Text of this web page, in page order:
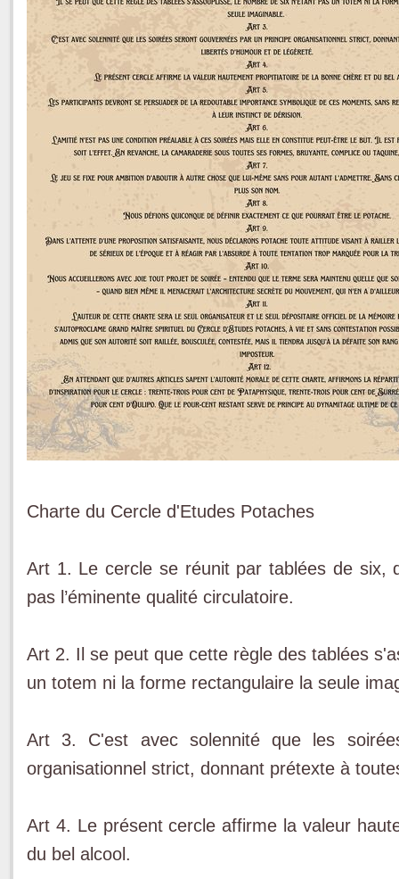
Charte du Cercle d'Etudes Potaches
Art 1. Le cercle se réunit par tablées de six,
pas l’éminente qualité circulatoire.
Art 2. Il se peut que cette règle des tablées
un totem ni la forme rectangulaire la seule
Art 3. C'est avec solennité que les
organisationnel strict, donnant prétexte à
Art 4. Le présent cercle affirme la valeur
du bel alcool.